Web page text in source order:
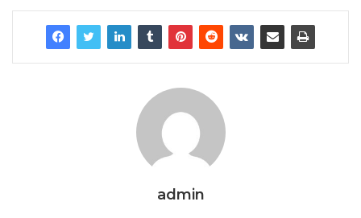
admin